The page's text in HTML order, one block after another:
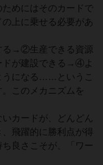
めにはそのカードで
上に乗せる必要があ
→②生産できる資源
が建設できる→④よ
うになる……というこ
このメカニズムを
カードが、どんどん
飛躍的に勝利点が得
良さこそが、「ワー